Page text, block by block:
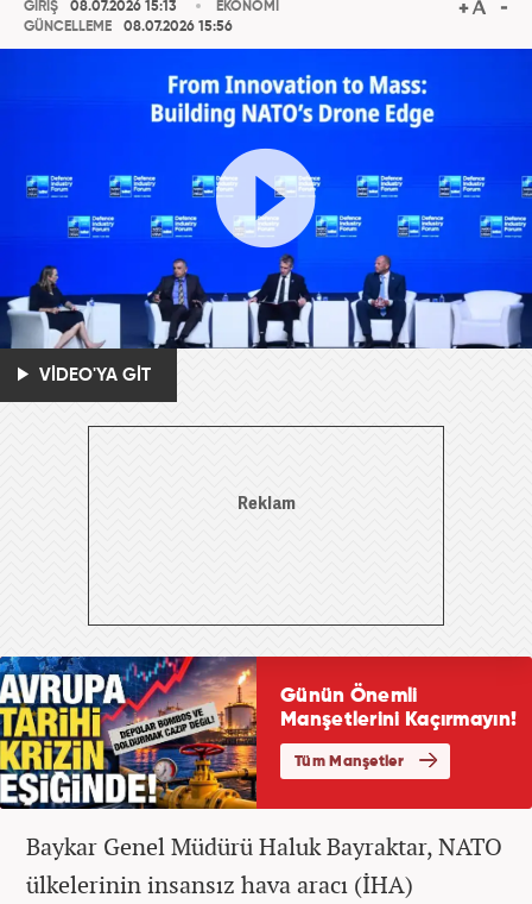
GİRİŞ
08.07.2026 15:13
GÜNCELLEME
08.07.2026 15:56
EKONOMİ
VİDEO'YA GİT
Baykar Genel Müdürü Haluk Bayraktar, NATO
ülkelerinin insansız hava aracı (İHA)